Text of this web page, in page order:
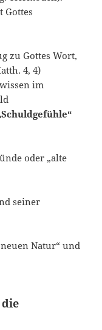
Gottes
zu Gottes Wort,
4, 4)
im
oder „alte
seiner
Natur“ und